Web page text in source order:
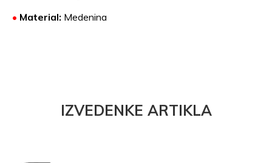
• Material: Medenina
IZVEDENKE ARTIKLA